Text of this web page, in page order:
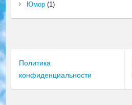
Юмор(1)
Политика
конфиденциальности